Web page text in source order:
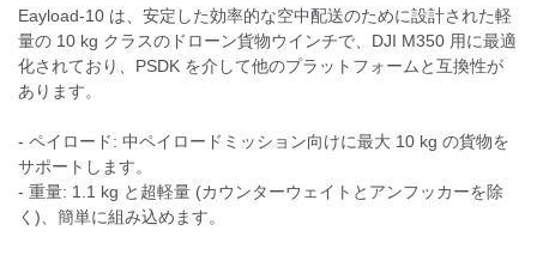
Eayload-10 は、安定した効率的な空中配送のために設計された軽
量の 10 kg クラスのドローン貨物ウインチで、DJI M350 用に最適
化されており、PSDK を介して他のプラットフォームと互換性が
あります。
- ペイロード: 中ペイロードミッション向けに最大 10 kg の貨物を
サポートします。
- 重量: 1.1 kg と超軽量 (カウンターウェイトとアンフッカーを除
く)、簡単に組み込めます。